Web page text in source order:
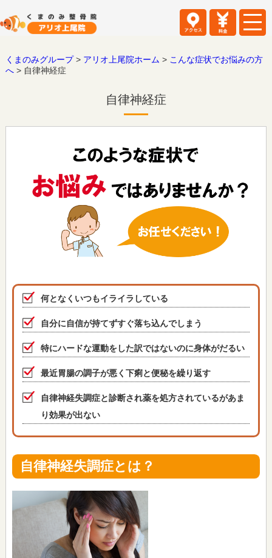
くまのみグループ> アリオ上尾院ホーム > こんな症状でお悩みの方
へ> 自律神経症
自律神経症
何となくいつもイライラしている
自分に自信が持てずすぐ落ち込んでしまう
特にハードな運動をした訳ではないのに身体がだるい
最近胃腸の調子が悪く下痢と便秘を繰り返す
自律神経失調症と診断され薬を処方されているがあま
り効果が出ない
自律神経失調症とは？